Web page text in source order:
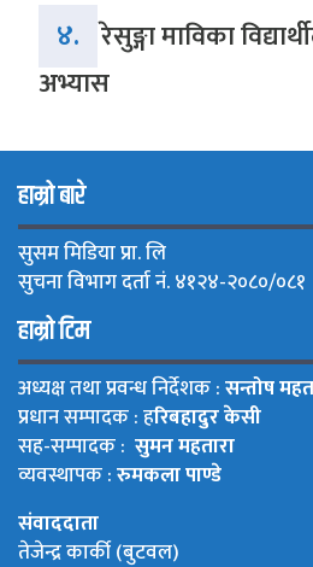
४. रेसुङ्गा माविका
अभ्यास
हाम्रो बारे
सुसम मिडिया प्रा. लि
सुचना विभाग दर्ता नं. ४१२४-२०८०/०८१
हाम्रो टिम
अध्यक्ष तथा प्रवन्ध निर्देशक :सन्तोष
प्रधान सम्पादक : हरिबहादुर केसी
सह-सम्पादक : सुमन महतारा
व्यवस्थापक :रुमकला पाण्डे
संवाददाता
तेजेन्द्र कार्की (बुटवल)